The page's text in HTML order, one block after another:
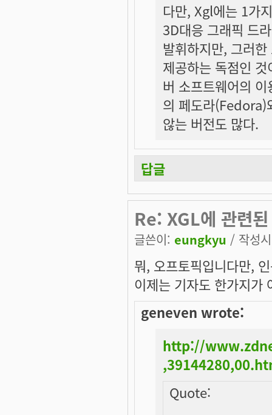
다만, Xgl에는 1가
3D대응 그래픽 드
발휘하지만, 그러
제공하는 독점인
버 소프트웨어의
의 페도라(Fedora)
않는 버전도 많다.
답글
Re: XGL에 관련
글쓴이: eungkyu / 작성
뭐, 오프토픽입니다만,
이제는 기자도 한가지가
geneven wrote:
http://
Quote: